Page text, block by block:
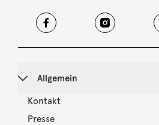
Allgemein
Kontakt
Presse